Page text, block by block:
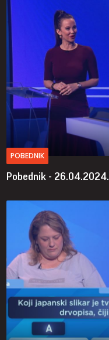
POBEDNIK
Pobednik - 26.04.2024.